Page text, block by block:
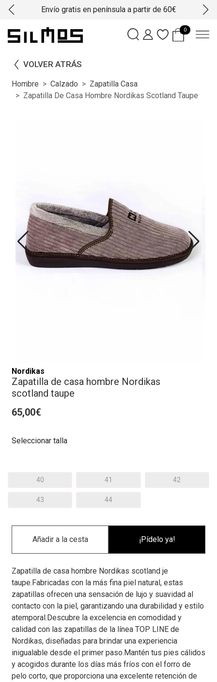
Envío gratis en península a partir de 60€
0
VOLVER ATRÁS
Hombre Calzado
Zapatilla Casa
Zapatilla De Casa Hombre Nordikas Scotland Taupe
Nordikas
Zapatilla de casa hombre Nordikas
scotland taupe
65,00€
Seleccionar talla
40 41 42
43 44
¡Pídelo ya!
Zapatilla de casa hombre Nordikas scotland je
taupe.Fabricadas con la más fina piel natural, estas
zapatillas ofrecen una sensación de lujo y suavidad al
contacto con la piel, garantizando una durabilidad y estilo
atemporal.Descubre la excelencia en comodidad y
calidad con las zapatillas de la línea TOP LINE de
Nordikas, diseñadas para brindar una experiencia
inigualable desde el primer paso.Mantén tus pies cálidos
y acogidos durante los días más fríos con el forro de
pelo corto, que proporciona una excelente retención de